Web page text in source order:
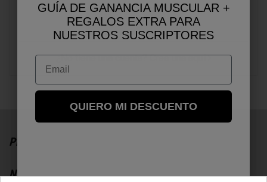
INICIAR SESIÓN
¿No tiene una cuenta? Cree una aquí
PRODUCTOS
NOSOTROS
GUÍA DE GANANCIA MUSCULAR +
REGALOS EXTRA PARA
NUESTROS SUSCRIPTORES
Email
QUIERO MI DESCUENTO